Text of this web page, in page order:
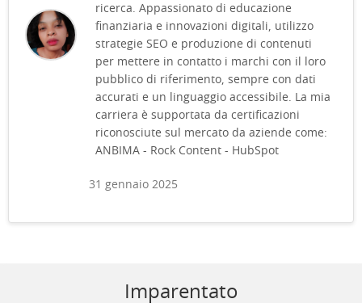
ricerca. Appassionato di educazione
finanziaria e innovazioni digitali, utilizzo
strategie SEO e produzione di contenuti
per mettere in contatto i marchi con il loro
pubblico di riferimento, sempre con dati
accurati e un linguaggio accessibile. La mia
carriera è supportata da certificazioni
riconosciute sul mercato da aziende come:
ANBIMA - Rock Content - HubSpot
31 gennaio 2025
Imparentato